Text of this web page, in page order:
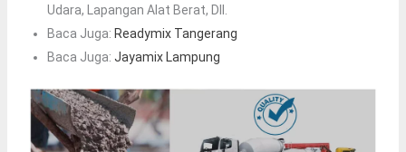
Udara, Lapangan Alat Berat, Dll.
Baca Juga: Readymix Tangerang
Baca Juga: Jayamix Lampung